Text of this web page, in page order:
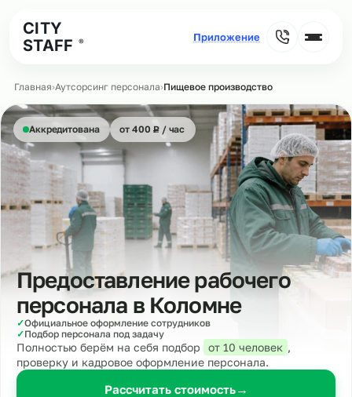
CITY
STAFF
®
Главная›Аутсорсинг персонала›Пищевое производство
Аккредитована от 400 ₽
Р/ час
Предоставление рабочего
персонала в Коломне
✓Официальное оформление сотрудников
✓Подбор персонала под задачу
Полностью берём на себя подбор от 10 человек ,
проверку и кадровое оформление персонала.
Рассчитать стоимость→